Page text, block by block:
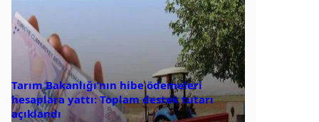
Tarım Bakanlığı’nın hibe ödemeleri
hesaplara yattı: Toplam destek tutarı
açıklandı